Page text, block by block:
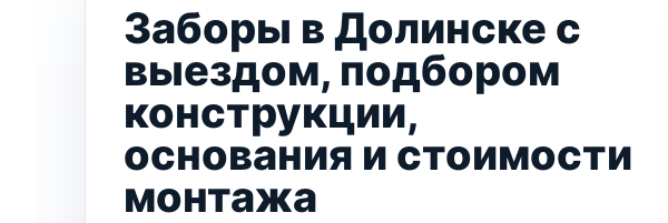
Заборы в Долинске с
выездом, подбором
конструкции,
основания и стоимости
монтажа